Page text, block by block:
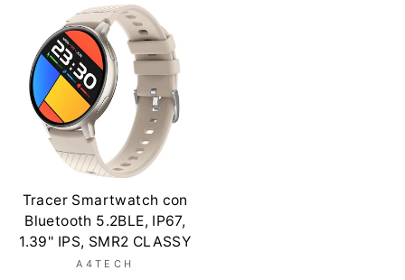
Tracer Smartwatch con
Bluetooth 5.2BLE, IP67,
1.39'' IPS, SMR2 CLASSY
A4TECH